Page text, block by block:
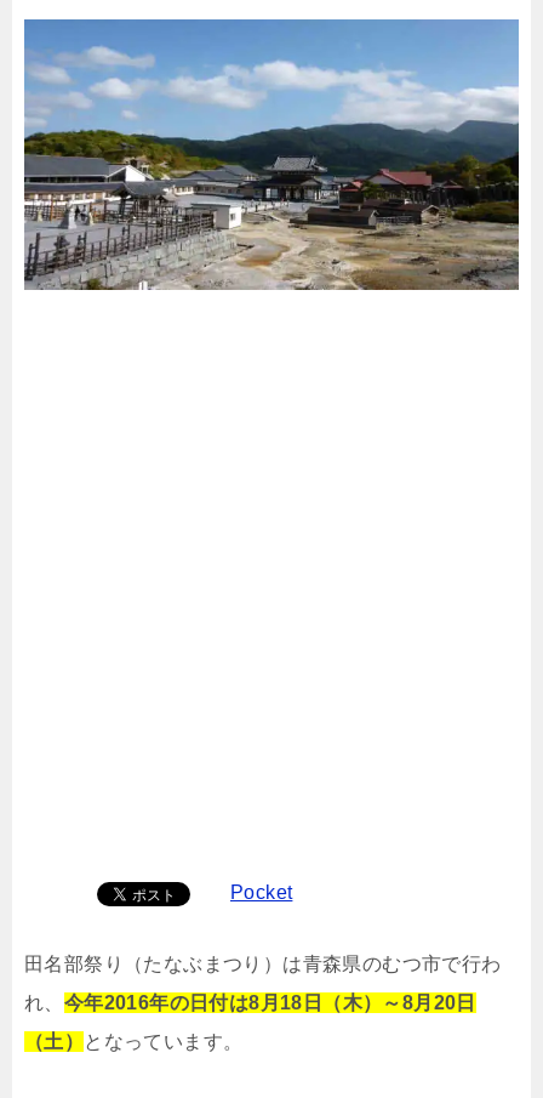
Pocket
田名部祭り（たなぶまつり）は青森県のむつ市で行わ
れ、 今年2016年の日付は8月18日（木）～8月20日
（土）
となっています。